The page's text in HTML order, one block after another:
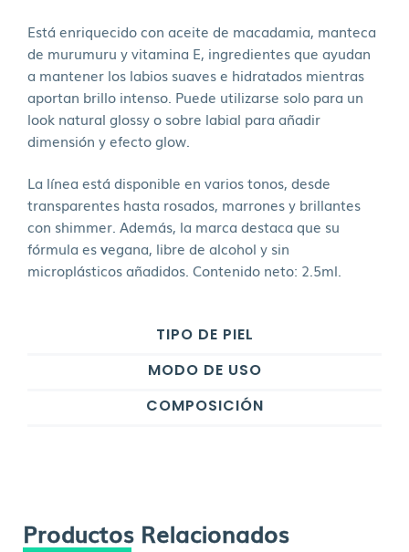
TIPO DE PIEL
MODO DE USO
COMPOSICIÓN
Está enriquecido con aceite de macadamia, manteca
de murumuru y vitamina E, ingredientes que ayudan
a mantener los labios suaves e hidratados mientras
aportan brillo intenso. Puede utilizarse solo para un
look natural glossy o sobre labial para añadir
dimensión y efecto glow.
La línea está disponible en varios tonos, desde
transparentes hasta rosados, marrones y brillantes
con shimmer. Además, la marca destaca que su
fórmula esvegana, libre de alcohol y sin
microplásticos añadidos. Contenido neto: 2.5ml.
Productos Relacionados